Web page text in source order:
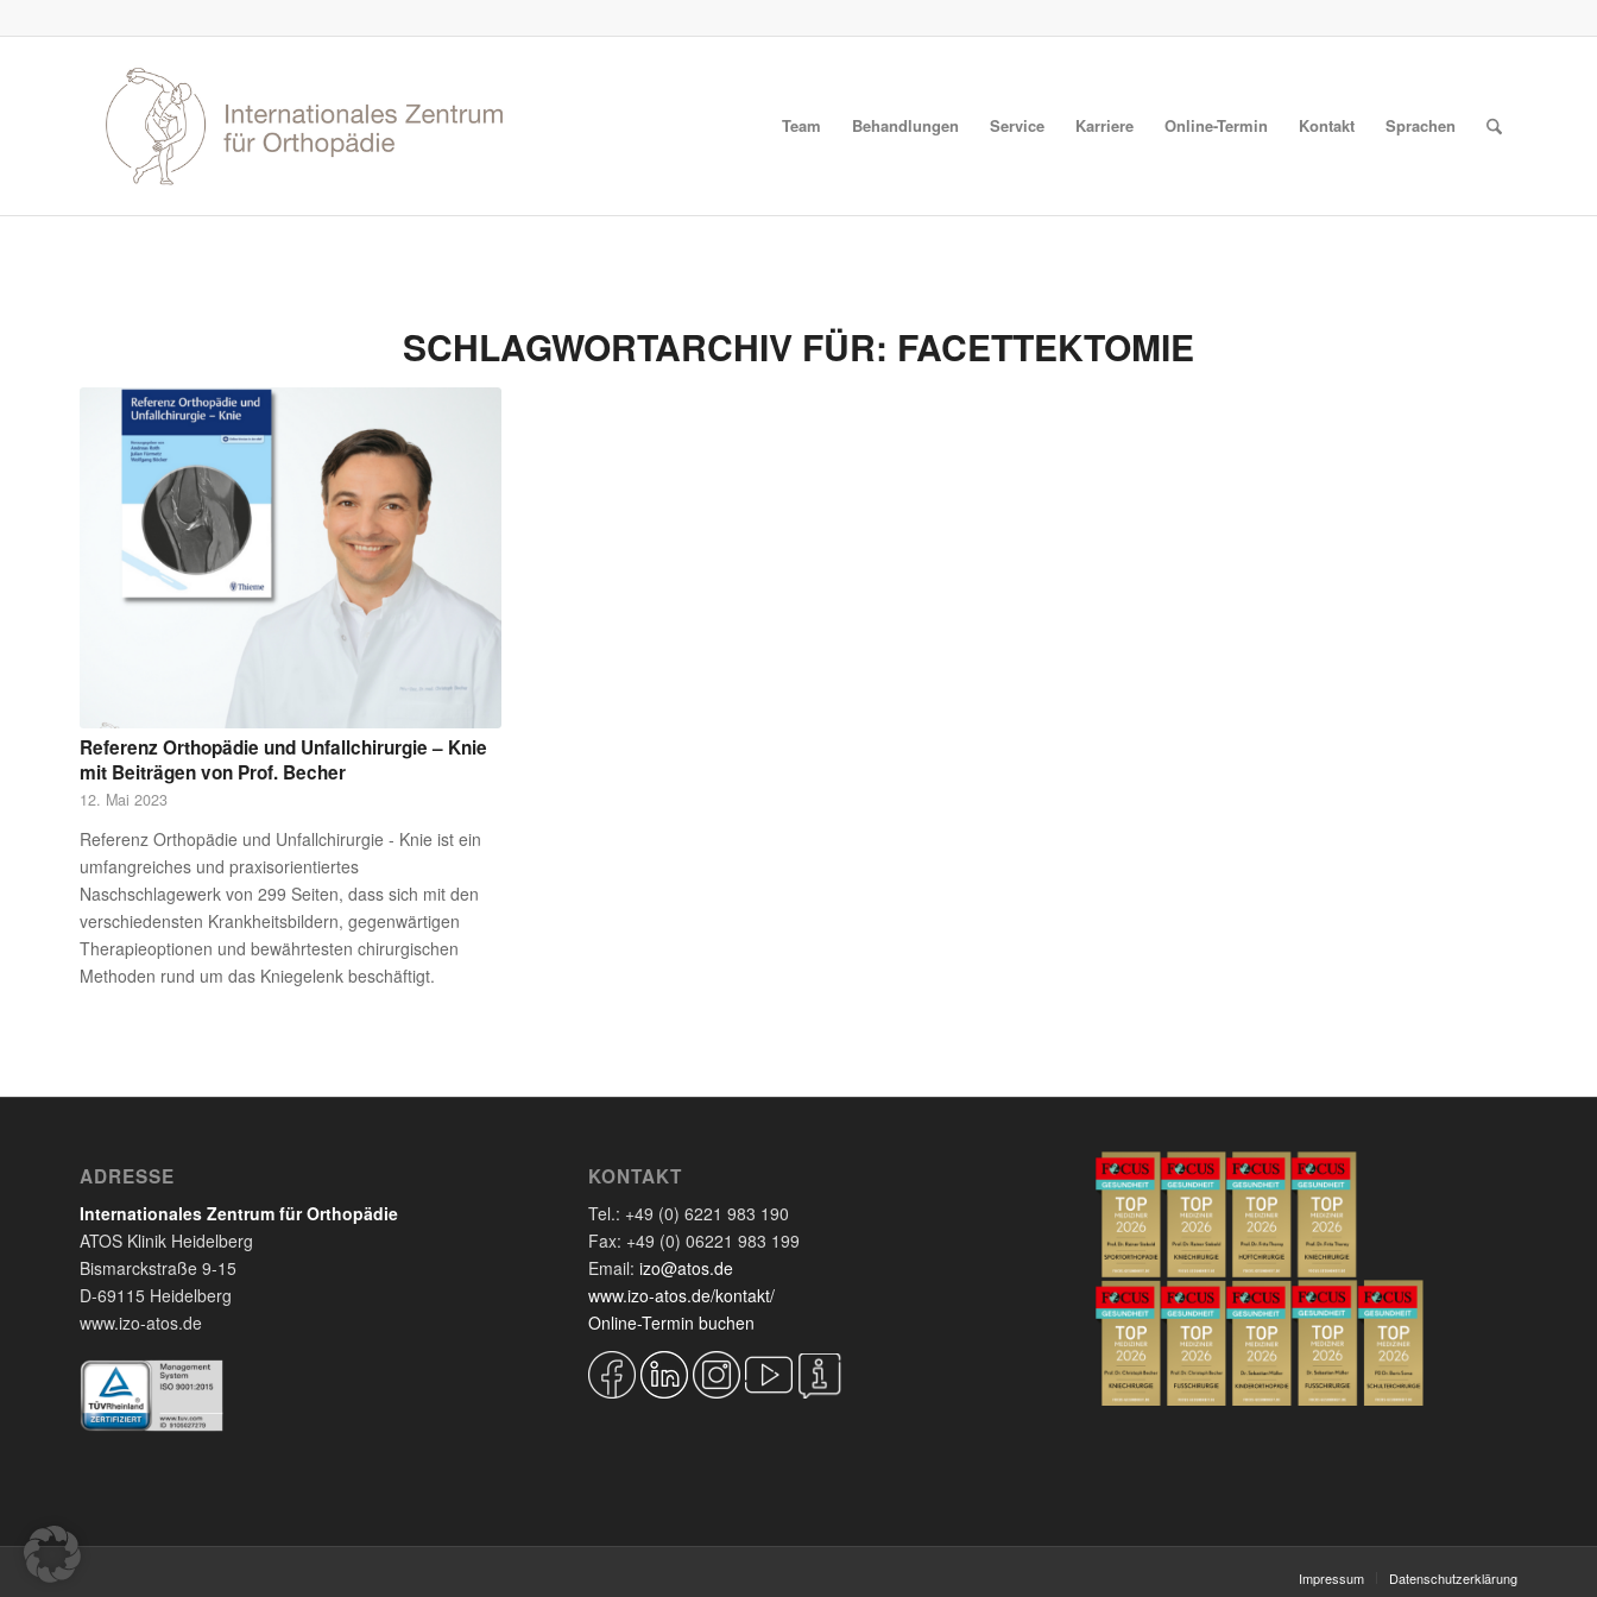
Team Behandlungen Service Karriere Online-Termin Kontakt Sprachen
SCHLAGWORTARCHIV FÜR: FACETTEKTOMIE
Referenz Orthopädie und Unfallchirurgie – Knie
mit Beiträgen von Prof. Becher
12. Mai 2023
Referenz Orthopädie und Unfallchirurgie - Knie ist ein
umfangreiches und praxisorientiertes
Naschschlagewerk von 299 Seiten, dass sich mit den
verschiedensten Krankheitsbildern, gegenwärtigen
Therapieoptionen und bewährtesten chirurgischen
Methoden rund um das Kniegelenk beschäftigt.
ADRESSE
Internationales Zentrum für Orthopädie
ATOS Klinik Heidelberg
Bismarckstraße 9-15
D-69115 Heidelberg
www.izo-atos.de
KONTAKT
Tel.: +49 (0) 6221 983 190
Fax: +49 (0) 06221 983 199
Email: izo@atos.de
www.izo-atos.de/kontakt/
Online-Termin buchen
Impressum Datenschutzerklärung